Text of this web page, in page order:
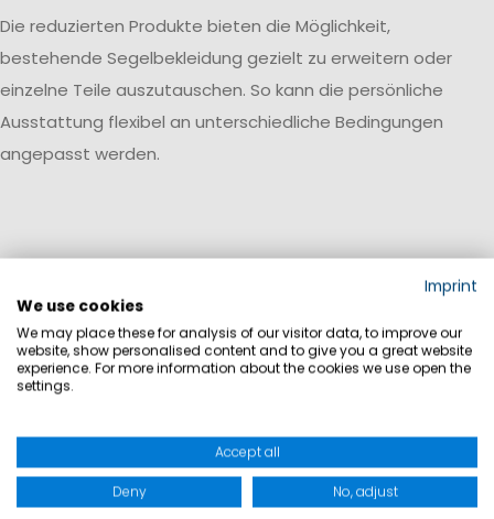
Die reduzierten Produkte bieten die Möglichkeit,
bestehende Segelbekleidung gezielt zu erweitern oder
einzelne Teile auszutauschen. So kann die persönliche
Ausstattung flexibel an unterschiedliche Bedingungen
angepasst werden.
KONTAKT
Imprint
We use cookies
We may place these for analysis of our visitor data, to improve our
website, show personalised content and to give you a great website
experience. For more information about the cookies we use open the
settings.
Accept all
Deny No, adjust